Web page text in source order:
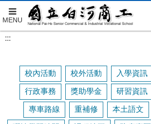
跳
到
MENU
:::
校內活動 校外活動 入學資訊
行政事務 獎助學金 研習資訊
專車路線 重補修 本土語文